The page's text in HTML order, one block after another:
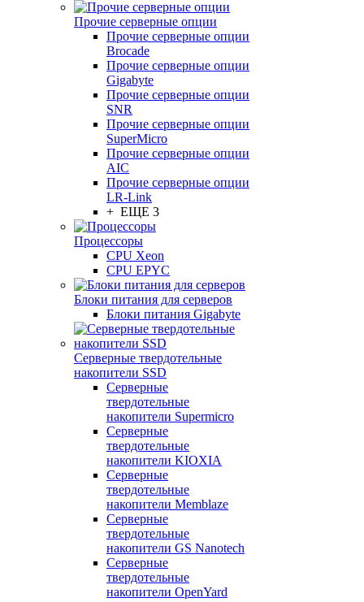
Прочие серверные опции
Прочие серверные опции
Brocade
Прочие серверные опции
Gigabyte
Прочие серверные опции
SNR
Прочие серверные опции
SuperMicro
Прочие серверные опции
AIC
Прочие серверные опции
LR-Link
+ ЕЩЕ 3
Процессоры
CPU Xeon
CPU EPYC
Блоки питания для серверов
Блоки питания Gigabyte
Серверные твердотельные
накопители SSD
Cерверные
твердотельные
накопители Supermicro
Cерверные
твердотельные
накопители KIOXIA
Cерверные
твердотельные
накопители Memblaze
Cерверные
твердотельные
накопители GS Nanotech
Серверные
твердотельные
накопители OpenYard